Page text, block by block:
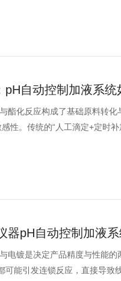
pH自动控制加液系
酯化反应构成了基础原料转
性。传统的“人工滴定+定时
pH自动控制加液
电镀是决定产品精度与性能
可能引发连锁反应，直接导